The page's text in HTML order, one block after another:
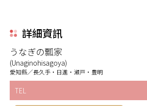
詳細資訊
うなぎの瓢家
(Unaginohisagoya)
愛知縣／長久手・日進・瀬戸・豊明
TEL